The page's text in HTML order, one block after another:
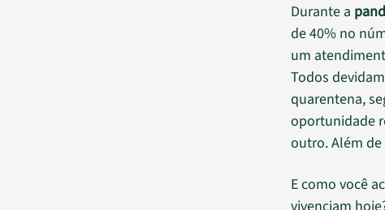
Durante a
de 40% no
um
Todos
quarentena,
oportunidade
outro. Além
E como você